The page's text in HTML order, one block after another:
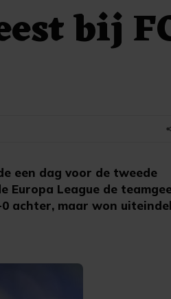
bij
een dag voor de tweede
Europa League de
achter, maar won